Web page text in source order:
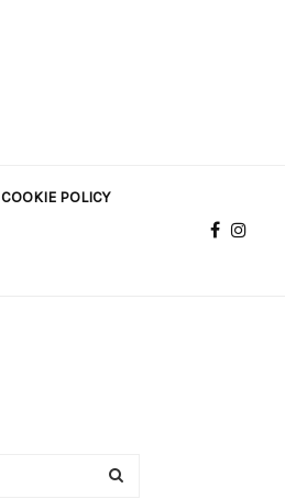
COOKIE POLICY